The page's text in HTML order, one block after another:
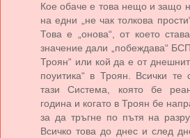
Кое обаче е това нещо и защо
на едни „не чак толкова
Това е „онова“, от което
значение дали „побеждава“
Троян“ или кой да е от
поуитика“ в Троян. Всички те
тази Система, която бе
година и когато в Троян бе
за да тръгне по пътя на
Всичко това до днес и след